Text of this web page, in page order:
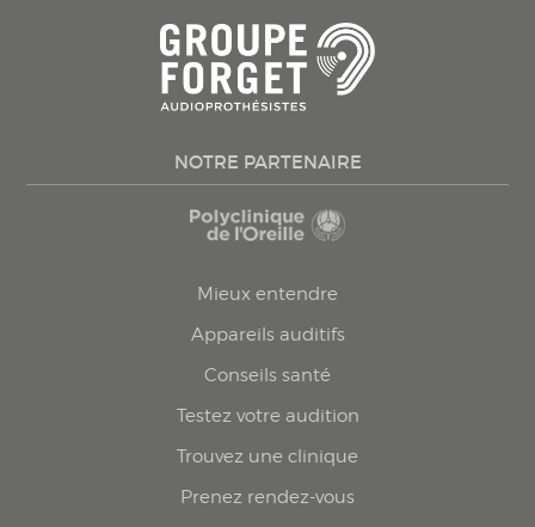
NOTRE PARTENAIRE
Mieux entendre
Appareils auditifs
Conseils santé
Testez votre audition
Trouvez une clinique
Prenez rendez-vous